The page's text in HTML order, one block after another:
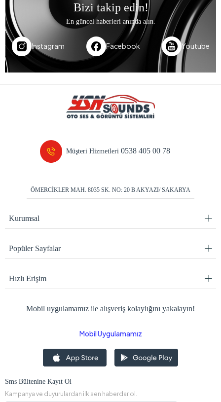
Bizi takip edin!
En güncel haberleri anında alın.
Instagram Facebook Youtube
Müşteri Hizmetleri0538 405 00 78
ÖMERCİKLER MAH. 8035 SK. NO: 20 B AKYAZI/ SAKARYA
Kurumsal
Popüler Sayfalar
Hızlı Erişim
Mobil uygulamamız ile alışveriş kolaylığını yakalayın!
Mobil Uygulamamız
Sms Bültenine Kayıt Ol
Kampanya ve duyurulardan ilk sen haberdar ol.